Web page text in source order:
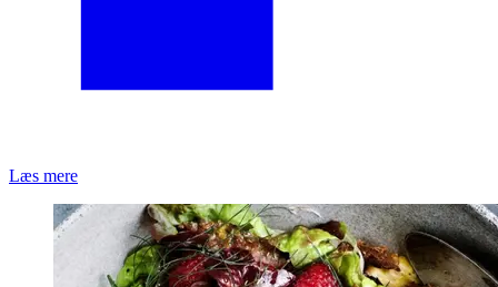
Læs mere